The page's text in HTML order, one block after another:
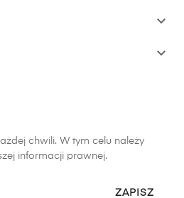


chwili. W tym celu należy
informacji prawnej.
ZAPISZ